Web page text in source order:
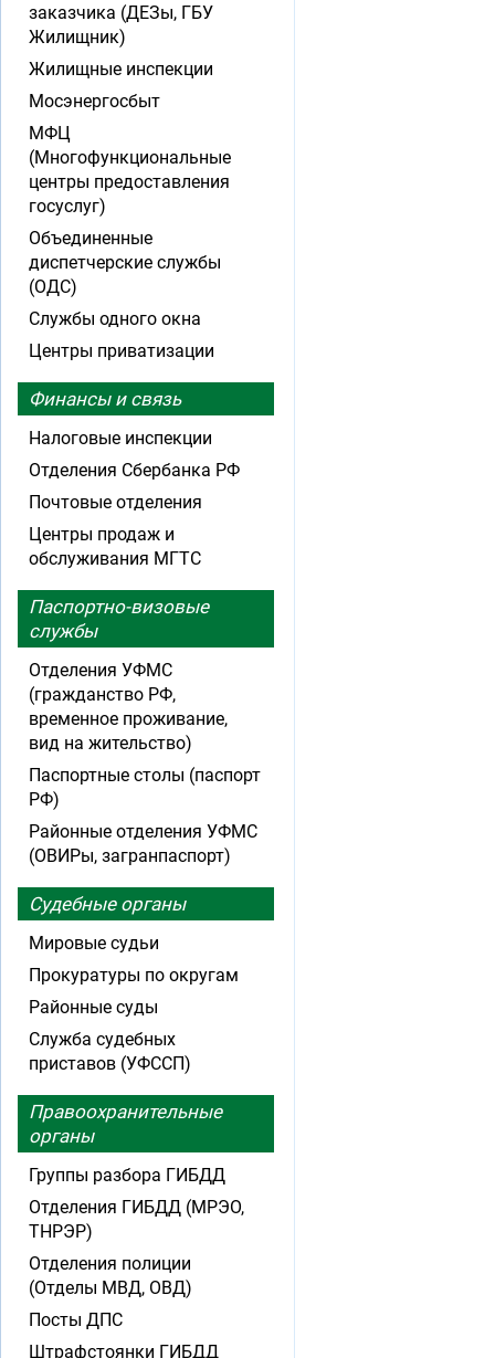
заказчика (ДЕЗы, ГБУ
Жилищник)
Жилищные инспекции
Мосэнергосбыт
МФЦ
(Многофункциональные
центры предоставления
госуслуг)
Объединенные
диспетчерские службы
(ОДС)
Службы одного окна
Центры приватизации
Финансы и связь
Налоговые инспекции
Отделения Сбербанка РФ
Почтовые отделения
Центры продаж и
обслуживания МГТС
Паспортно-визовые
службы
Отделения УФМС
(гражданство РФ,
временное проживание,
вид на жительство)
Паспортные столы (паспорт
РФ)
Районные отделения УФМС
(ОВИРы, загранпаспорт)
Судебные органы
Мировые судьи
Прокуратуры по округам
Районные суды
Служба судебных
приставов (УФССП)
Правоохранительные
органы
Группы разбора ГИБДД
Отделения ГИБДД (МРЭО,
ТНРЭР)
Отделения полиции
(Отделы МВД, ОВД)
Посты ДПС
Штрафстоянки ГИБДД